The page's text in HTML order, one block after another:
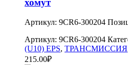
хомут
Артикул: 9CR6-300204
Артикул: 9CR6-300204
(U10) EPS, ТРАНСМИССИЯ
215.00₽